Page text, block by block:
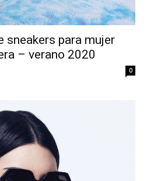
sneakers para mujer
– verano 2020
0